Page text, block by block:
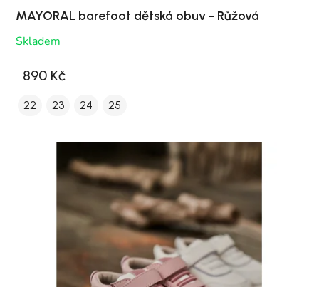
MAYORAL barefoot dětská obuv - Růžová
Skladem
890 Kč
22 23 24 25